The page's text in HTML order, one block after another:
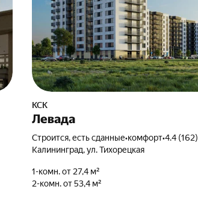
КСК
Левада
Строится, есть сданные•комфорт•4.4 (162)
Калининград, ул. Тихорецкая
1-комн. от 27,4 м²
2-комн. от 53,4 м²